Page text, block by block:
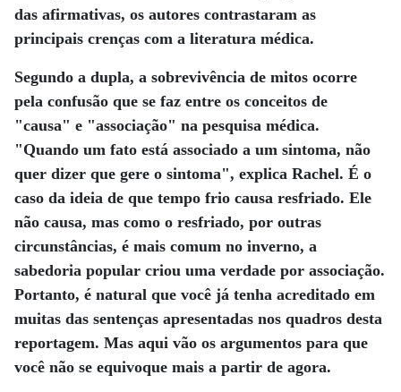
das afirmativas, os autores contrastaram as
principais crenças com a literatura médica.
Segundo a dupla, a sobrevivência de mitos ocorre
pela confusão que se faz entre os conceitos de
"causa" e "associação" na pesquisa médica.
"Quando um fato está associado a um sintoma, não
quer dizer que gere o sintoma", explica Rachel. É o
caso da ideia de que tempo frio causa resfriado. Ele
não causa, mas como o resfriado, por outras
circunstâncias, é mais comum no inverno, a
sabedoria popular criou uma verdade por associação.
Portanto, é natural que você já tenha acreditado em
muitas das sentenças apresentadas nos quadros desta
reportagem. Mas aqui vão os argumentos para que
você não se equivoque mais a partir de agora.